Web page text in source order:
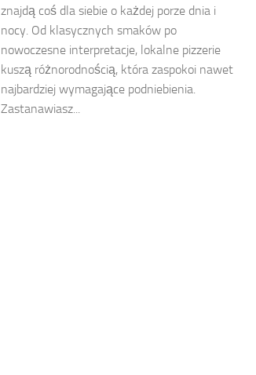
znajdą coś dla siebie o każdej porze dnia i
nocy. Od klasycznych smaków po
nowoczesne interpretacje, lokalne pizzerie
kuszą różnorodnością, która zaspokoi nawet
najbardziej wymagające podniebienia.
Zastanawiasz...